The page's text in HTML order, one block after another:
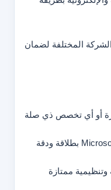
المختلفة لضمان
أو أي تخصص ذي صلة
ممتازة